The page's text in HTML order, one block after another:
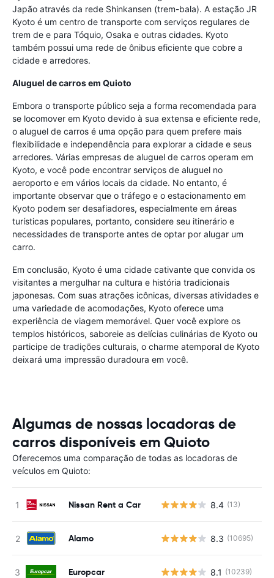
Japão através da rede Shinkansen (trem-bala). A estação JR
Kyoto é um centro de transporte com serviços regulares de
trem de e para Tóquio, Osaka e outras cidades. Kyoto
também possui uma rede de ônibus eficiente que cobre a
cidade e arredores.
Aluguel de carros em Quioto
Embora o transporte público seja a forma recomendada para
se locomover em Kyoto devido à sua extensa e eficiente rede,
o aluguel de carros é uma opção para quem prefere mais
flexibilidade e independência para explorar a cidade e seus
arredores. Várias empresas de aluguel de carros operam em
Kyoto, e você pode encontrar serviços de aluguel no
aeroporto e em vários locais da cidade. No entanto, é
importante observar que o tráfego e o estacionamento em
Kyoto podem ser desafiadores, especialmente em áreas
turísticas populares, portanto, considere seu itinerário e
necessidades de transporte antes de optar por alugar um
carro.
Em conclusão, Kyoto é uma cidade cativante que convida os
visitantes a mergulhar na cultura e história tradicionais
japonesas. Com suas atrações icônicas, diversas atividades e
uma variedade de acomodações, Kyoto oferece uma
experiência de viagem memorável. Quer você explore os
templos históricos, saboreie as delícias culinárias de Kyoto ou
participe de tradições culturais, o charme atemporal de Kyoto
deixará uma impressão duradoura em você.
Algumas de nossas locadoras de
carros disponíveis em Quioto
Oferecemos uma comparação de todas as locadoras de
veículos em Quioto:
Nissan Rent a Car 8.4 (13)
Alamo 8.3 (10695)
Europcar 8.1 (10239)